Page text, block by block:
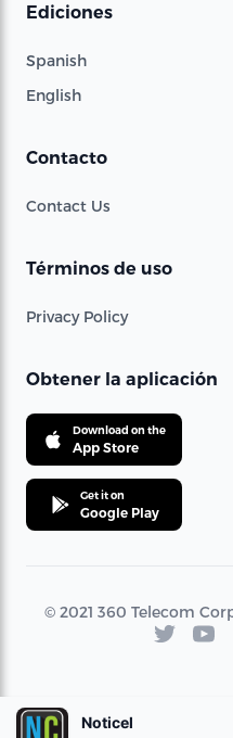
Ediciones
Spanish
English
Contacto
Contact Us
Términos de uso
Privacy Policy
Obtener la aplicación
Download on the
App Store
Get it on
Google Play
© 2021 360 Telecom
Noticel